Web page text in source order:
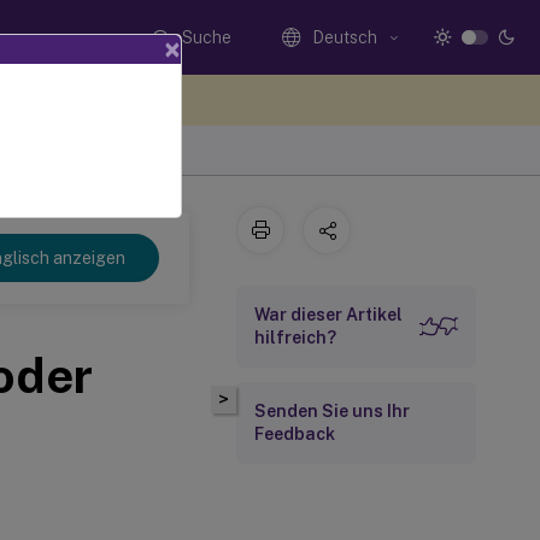
Suche Deutsch
anzeigen
>
War dieser Artikel
hilfreich?
Senden Sie uns Ihr
Feedback
×